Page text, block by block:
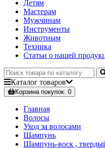
Детям
Мастерам
Мужчинам
Инструменты
Животным
Техника
Статьи о нашей
Каталог товаров
Корзинапокупок: 0
Главная
Волосы
Уход за волосами
Шампунь
Шампунь-воск ,